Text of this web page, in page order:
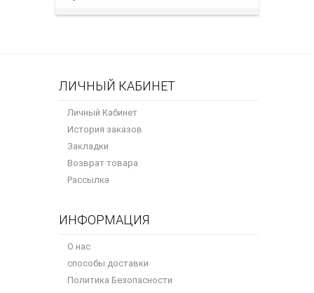
ЛИЧНЫЙ КАБИНЕТ
Личный Кабинет
История заказов
Закладки
Возврат товара
Рассылка
ИНФОРМАЦИЯ
О нас
способы доставки
Политика Безопасности